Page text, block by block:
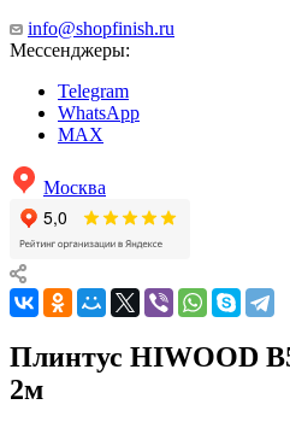
info@shopfinish.ru
Мессенджеры:
Telegram
WhatsApp
MAX
Москва
Плинтус HIWOOD
2м